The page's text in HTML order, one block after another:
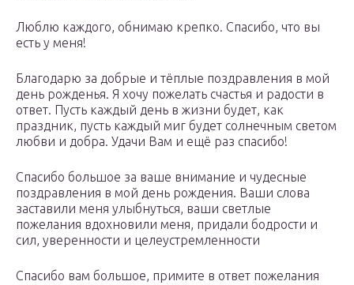
Люблю каждого, обнимаю крепко. Спасибо, что вы
есть у меня!
Благодарю за добрые и тёплые поздравления в мой
день рожденья. Я хочу пожелать счастья и радости в
ответ. Пусть каждый день в жизни будет, как
праздник, пусть каждый миг будет солнечным светом
любви и добра. Удачи Вам и ещё раз спасибо!
Спасибо большое за ваше внимание и чудесные
поздравления в мой день рождения. Ваши слова
заставили меня улыбнуться, ваши светлые
пожелания вдохновили меня, придали бодрости и
сил, уверенности и целеустремленности
Спасибо вам большое, примите в ответ пожелания